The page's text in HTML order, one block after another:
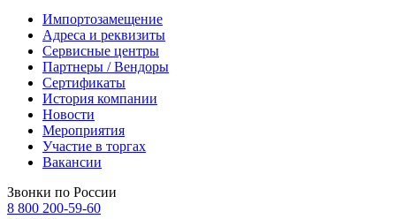
Импортозамещение
Адреса и реквизиты
Сервисные центры
Партнеры / Вендоры
Сертификаты
История компании
Новости
Мероприятия
Участие в торгах
Вакансии
Звонки по России
8 800 200-59-60